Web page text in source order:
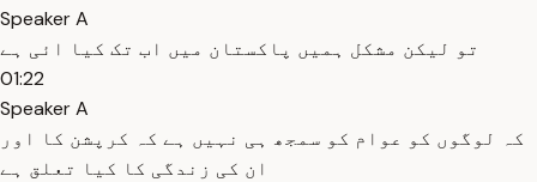
Speaker A
تو لیکن مشکل ہمیں پاکستان میں اب تک کیا ائی ہے
01:22
Speaker A
کہ لوگوں کو عوام کو سمجھ ہی نہیں ہے کہ کرپشن کا اور
ان کی زندگی کا کیا تعلق ہے